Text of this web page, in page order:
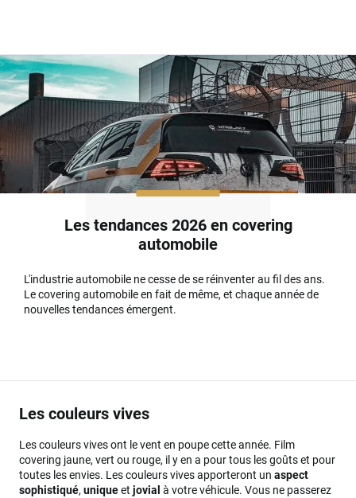
Les tendances 2026 en covering
automobile
L'industrie automobile ne cesse de se réinventer au fil des ans.
Le covering automobile en fait de même, et chaque année de
nouvelles tendances émergent.
Les couleurs vives
Les couleurs vives ont le vent en poupe cette année. Film
covering jaune, vert ou rouge, il y en a pour tous les goûts et pour
toutes les envies. Les couleurs vives apporteront un aspect
sophistiqué, uniqueet jovial à votre véhicule. Vous ne passerez